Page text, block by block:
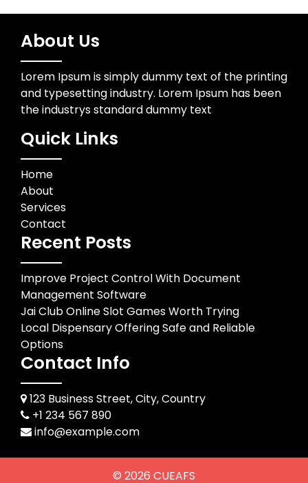
About Us
Lorem Ipsum is simply dummy text of the printing
and typesetting industry. Lorem Ipsum has been
the industrys standard dummy text
Quick Links
Home
About
Services
Contact
Recent Posts
Improve Project Control With Document
Management Software
Jai Club Online Slot Games Worth Trying
Local Dispensary Offering Safe and Reliable
Options
Contact Info
123 Business Street, City, Country
+1 234 567 890
info@example.com
© 2026 CUEAFS